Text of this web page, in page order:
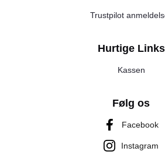
Trustpilot
Hurtige Links
Kassen
Følg os
Facebook
Instagram